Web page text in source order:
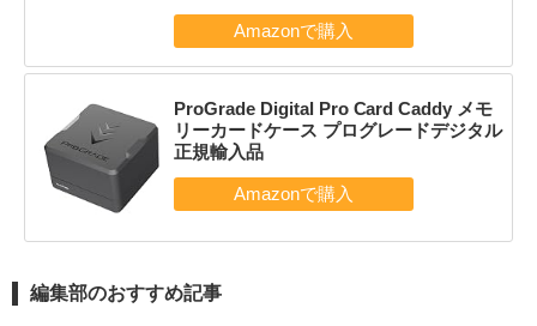
ProGrade Digital Pro Card Caddy メモ
リーカードケース プログレードデジタル
正規輸入品
編集部のおすすめ記事